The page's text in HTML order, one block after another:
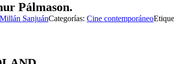
Pálmason.
SanjuánCategorías: Cine contemporáneo